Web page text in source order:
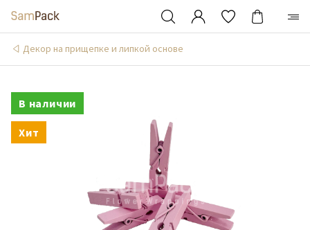
Декор на прищепке и липкой основе
В наличии
Хит